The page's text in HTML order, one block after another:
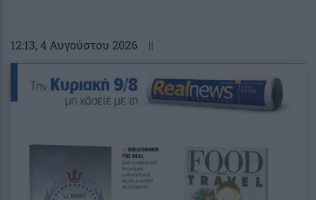
12:13, 4 Αυγούστου 2026 ||